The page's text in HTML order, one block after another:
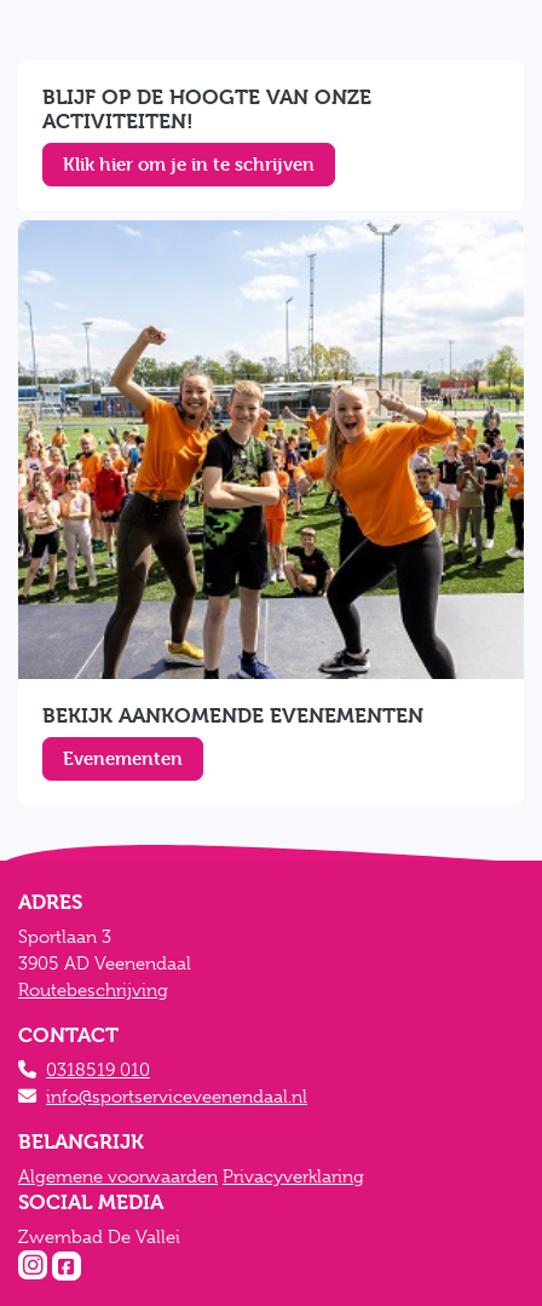
BLIJF OP DE HOOGTE VAN ONZE
ACTIVITEITEN!
Klik hier om je in te schrijven
BEKIJK AANKOMENDE EVENEMENTEN
Evenementen
ADRES
Sportlaan 3
3905 AD Veenendaal
Routebeschrijving
CONTACT
0318519 010
info@sportserviceveenendaal.nl
BELANGRIJK
Algemene voorwaarden Privacyverklaring
SOCIAL MEDIA
Zwembad De Vallei